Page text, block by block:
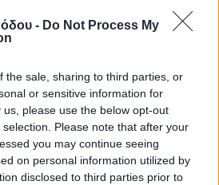
- Do Not Process My
the sale, sharing to third parties, or
or sensitive information for
please use the below opt-out
Please note that after your
you may continue seeing
on personal information utilized by
disclosed to third parties prior to